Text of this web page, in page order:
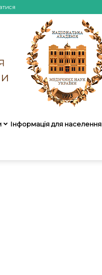
Інформація для населення